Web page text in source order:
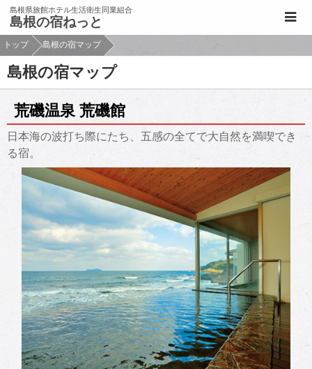
このページの本文へ移動
島根県旅館ホテル生活衛生同業組合
島根の宿ねっと
トップ 島根の宿マップ
島根の宿マップ
荒磯温泉 荒磯館
日本海の波打ち際にたち、五感の全てで大自然を満喫でき
る宿。